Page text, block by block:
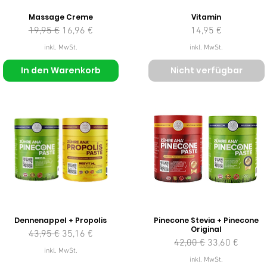
Massage Creme
Standardpreis
19,95 € Sale-Preis
16,96 €
inkl. MwSt.
In den Warenkorb
Vitamin
Preis
14,95 €
inkl. MwSt.
Nicht verfügbar
Dennenappel + Propolis
Standardpreis
43,95 € Sale-Preis
35,16 €
inkl. MwSt.
Pinecone Stevia + Pinecone
Original
Standardpreis
42,00 € Sale-Preis
33,60 €
inkl. MwSt.